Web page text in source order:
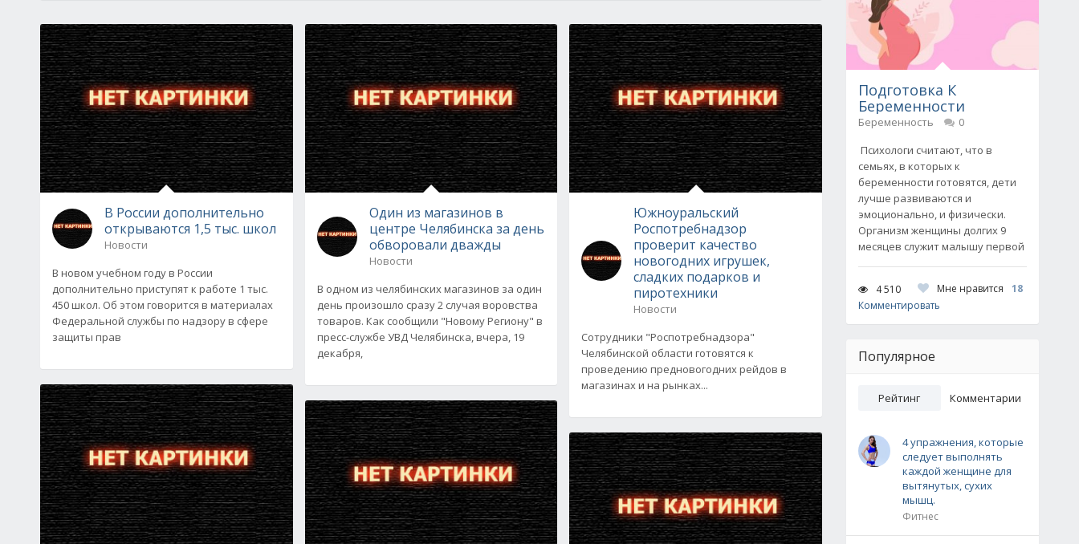
В России дополнительно
открываются 1,5 тыс. школ
Новости
В новом учебном году в России
дополнительно приступят к работе 1 тыс.
450 школ. Об этом говорится в материалах
Федеральной службы по надзору в сфере
защиты прав
Один из магазинов в
центре Челябинска за день
обворовали дважды
Новости
В одном из челябинских магазинов за один
день произошло сразу 2 случая воровства
товаров. Как сообщили "Новому Региону" в
пресс-службе УВД Челябинска, вчера, 19
декабря,
Южноуральский
Роспотребнадзор
проверит качество
новогодних игрушек,
сладких подарков и
пиротехники
Новости
Сотрудники "Роспотребнадзора"
Челябинской области готовятся к
проведению предновогодних рейдов в
магазинах и на рынках...
Подготовка К
Беременности
Беременность
0
Психологи считают, что в
семьях, в которых к
беременности готовятся, дети
лучше развиваются и
эмоционально, и физически.
Организм женщины долгих 9
месяцев служит малышу первой
4 510 Мне нравится
18
Комментировать
Популярное
Рейтинг Комментарии
4 упражнения, которые
следует выполнять
каждой женщине для
вытянутых, сухих
мышц.
Фитнес